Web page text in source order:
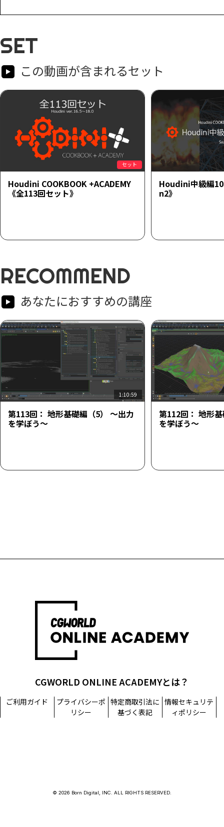
SET
この動画が含まれるセット
セット
Houdini COOKBOOK +ACADEMY
《全113回セット》
Houdini中級編
n2》
RECOMMEND
あなたにおすすめの講座
1:10:59
第113回： 地形基礎編（5） ～出力
を学ぼう～
第112回： 地形
を学ぼう～
CGWORLD ONLINE ACADEMYとは？
ご利用ガイド
プライバシーポ
リシー
特定商取引法に
基づく表記
情報セキュリテ
ィポリシー
© 2026 Born Digital, INC. ALL RIGHTS RESERVED.